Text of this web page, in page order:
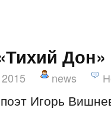
Дон»
news
Игорь